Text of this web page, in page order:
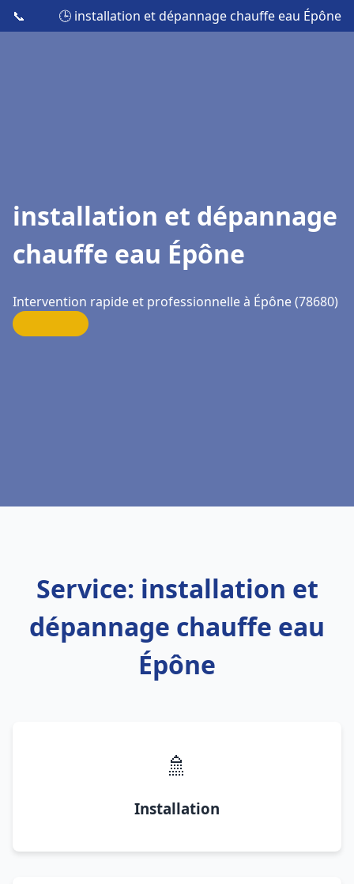
📞 🕒 installation et dépannage chauffe eau Épône
installation et dépannage
chauffe eau Épône
Intervention rapide et professionnelle à Épône (78680)
Service: installation et
dépannage chauffe eau
Épône
🚿
Installation